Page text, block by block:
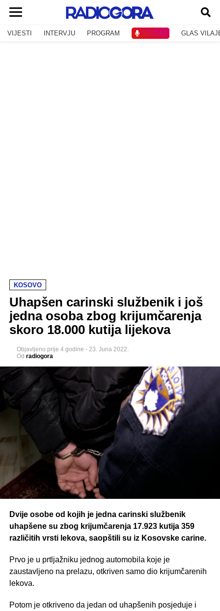
VIJESTI INTERVJU PROGRAM SLUŠAJ GLAS
KOSOVO
Uhapšen carinski službenik i još
jedna osoba zbog krijumčarenja
skoro 18.000 kutija lijekova
Objavljeno prije 4 godine - 23. Juna 2022.
Od radiogora
Dvije osobe od kojih je jedna carinski službenik
uhapšene su zbog krijumčarenja 17.923 kutija 359
različitih vrsti lekova, saopštili su iz Kosovske carine.
Prvo je u prtljažniku jednog automobila koje je
zaustavljeno na prelazu, otkriven samo dio krijumčarenih
lekova.
Potom je otkriveno da jedan od uhapšenih posjeduje i